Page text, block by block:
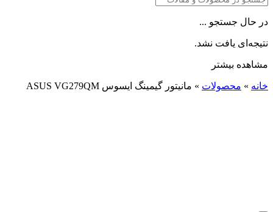
در حال جستجو ...
نتیجه‌ای یافت نشد.
مشاهده بیشتر
خانه » محصولات » مانیتور گیمینگ ایسوس ASUS VG279QM